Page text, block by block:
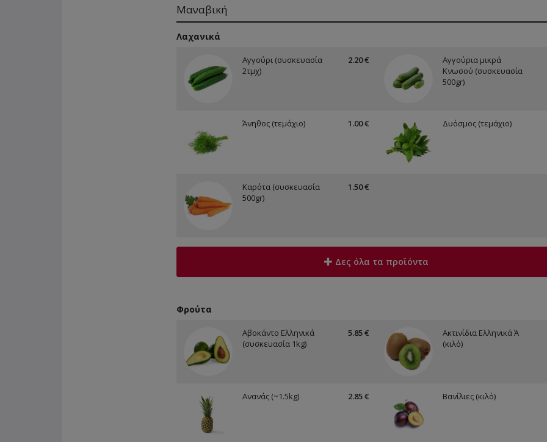
Μαναβική
Λαχανικά
Αγγούρι (συσκευασία
2τμχ)
2.20 €
Αγγούρια μικρά
Κνωσού (συσκευασία
500gr)
Άνηθος (τεμάχιο) 1.00 € Δυόσμος (τεμάχιο)
Καρότα (συσκευασία
500gr)
1.50 €
Δες όλα τα προϊόντα
Φρούτα
Αβοκάντο Ελληνικά
(συσκευασία 1kg)
5.85 €
Ακτινίδια Ελληνικά Ά
(κιλό)
Ανανάς (~1.5kg) 2.85 € Βανίλιες (κιλό)